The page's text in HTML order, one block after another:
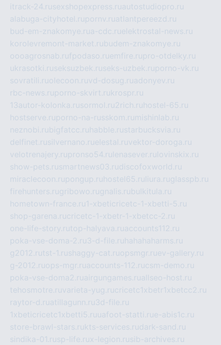
itrack-24.rusexshopexpress.ruautostudiopro.ru
alabuga-cityhotel.rupornv.ruatlantpereezd.ru
bud-em-znakomye.rua-cdc.ruelektrostal-news.ru
korolevremont-market.rubudem-znakomye.ru
oooagrosnab.rufpodaso.ruemfire.rupro-otdelky.ru
ukrasotki.ruseksuzbek.ruseks-uzbek.ruporno-vk.ru
sovratili.ruolecoon.ruvd-dosug.ruadonyev.ru
rbc-news.ruporno-skvirt.rukrospr.ru
13autor-kolonka.rusormol.ru2rich.ru hostel-65.ru
hostserve.ruporno-na-russkom.ru mishinlab.ru
neznobi.rubigfatcc.ru habble.rustarbucksvia.ru
delfinet.rusilvernano.ruelestal.ruvektor-doroga.ru
velotrenajery.rupronso54.ru lenasever.ru lovinskix.ru
show-pets.rusmartnews03.rudiscofoxworld.ru
miraclecoon.rupongup.ru hostel65.ru liura.ruglasspb.ru
firehunters.rugribowo.rugnalis.rubulkitula.ru
hometown-france.ru1-xbeticricetc-1-xbetti-5.ru
shop-garena.rucricetc-1-xbetr-1-xbetcc-2.ru
one-life-story.rutop-halyava.ruaccounts112.ru
poka-vse-doma-2.ru3-d-file.ru hahahaharms.ru
g2012.rutst-1.rushaggy-cat.ruopsmgr.ruev-gallery.ru
g-2012.ruops-mgr.ruaccounts-112.rucsm-demo.ru
poka-vse-doma2.ruairgungames.ruallseo-host.ru
tehosmotre.ruvarieta-yug.rucricetc1xbetr1xbetcc2.ru
raytor-d.ruatillagunn.ru3d-file.ru
1xbeticricetc1xbetti5.ruuafoot-statti.rue-abis1c.ru
store-brawl-stars.rukts-services.rudark-sand.ru
sindika-01.rusp-life.rux-legion.rusib-archives.ru